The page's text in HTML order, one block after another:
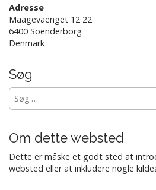
Adresse
Maagevaenget 12 22
6400 Soenderborg
Denmark
Søg
Søg
efter:
Om dette websted
Dette er måske et godt sted at
websted eller at inkludere nogle